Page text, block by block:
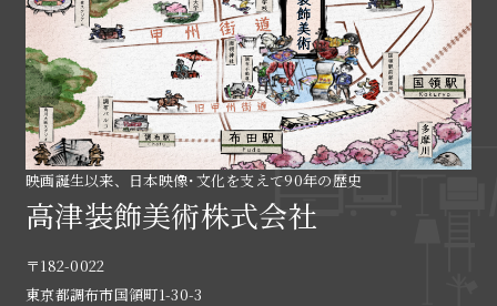
映画誕生以来、日本映像･文化を支えて90年の歴史
高津装飾美術株式会社
〒182-0022
東京都調布市国領町1-30-3